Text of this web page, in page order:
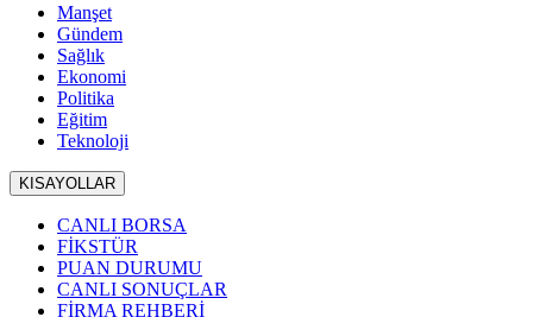
Manşet
Gündem
Sağlık
Ekonomi
Politika
Eğitim
Teknoloji
KISAYOLLAR
CANLI BORSA
FİKSTÜR
PUAN DURUMU
CANLI SONUÇLAR
FİRMA REHBERİ